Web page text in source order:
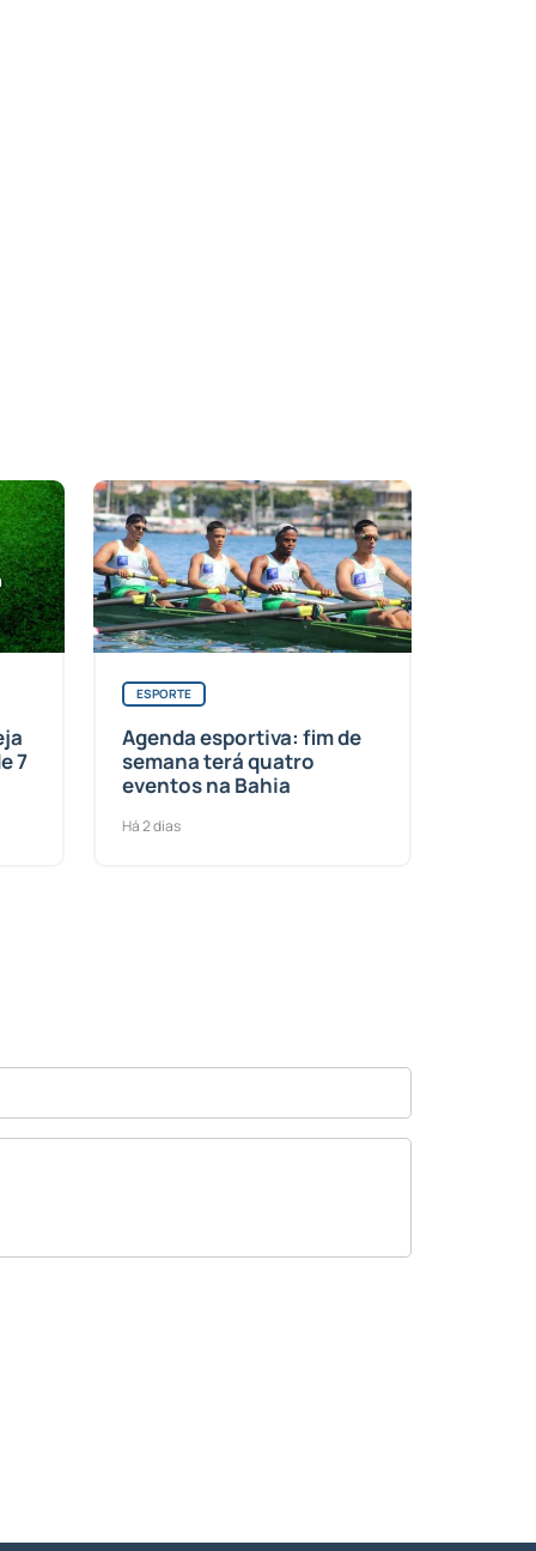
7
ESPORTE
Agenda esportiva: fim de
semana terá quatro
eventos na Bahia
Há 2 dias